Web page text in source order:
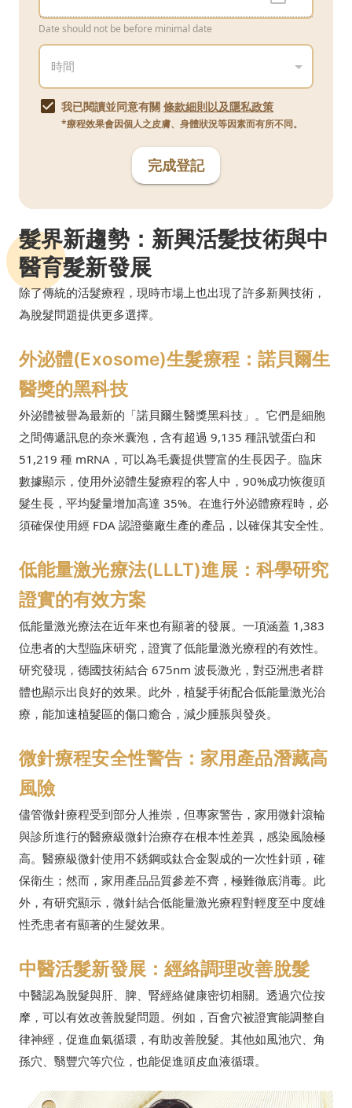
Date should not be before minimal date
我已閱讀並同意有關 條款細則以及隱私政策
*療程效果會因個人之皮膚、身體狀況等因素而有所不同。
完成登記
髮界新趨勢：新興活髮技術與中
醫育髮新發展
除了傳統的活髮療程，現時市場上也出現了許多新興技術，
為脫髮問題提供更多選擇。
外泌體(Exosome)生髮療程：諾貝爾生
醫獎的黑科技
外泌體被譽為最新的「諾貝爾生醫獎黑科技」。它們是細胞
之間傳遞訊息的奈米囊泡，含有超過 9,135 種訊號蛋白和
51,219 種 mRNA，可以為毛囊提供豐富的生長因子。臨床
數據顯示，使用外泌體生髮療程的客人中，90%成功恢復頭
髮生長，平均髮量增加高達 35%。在進行外泌體療程時，必
須確保使用經 FDA 認證藥廠生產的產品，以確保其安全性。
低能量激光療法(LLLT)進展：科學研究
證實的有效方案
低能量激光療法在近年來也有顯著的發展。一項涵蓋 1,383
位患者的大型臨床研究，證實了低能量激光療程的有效性。
研究發現，德國技術結合 675nm 波長激光，對亞洲患者群
體也顯示出良好的效果。此外，植髮手術配合低能量激光治
療，能加速植髮區的傷口癒合，減少腫脹與發炎。
微針療程安全性警告：家用產品潛藏高
風險
儘管微針療程受到部分人推崇，但專家警告，家用微針滾輪
與診所進行的醫療級微針治療存在根本性差異，感染風險極
高。醫療級微針使用不銹鋼或鈦合金製成的一次性針頭，確
保衛生；然而，家用產品品質參差不齊，極難徹底消毒。此
外，有研究顯示，微針結合低能量激光療程對輕度至中度雄
性禿患者有顯著的生髮效果。
中醫活髮新發展：經絡調理改善脫髮
中醫認為脫髮與肝、脾、腎經絡健康密切相關。透過穴位按
摩，可以有效改善脫髮問題。例如，百會穴被證實能調整自
律神經，促進血氣循環，有助改善脫髮。其他如風池穴、角
孫穴、翳豐穴等穴位，也能促進頭皮血液循環。